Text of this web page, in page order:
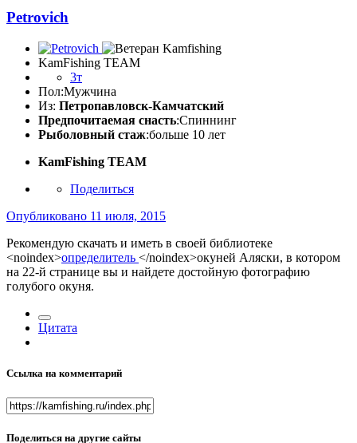
Petrovich
KamFishing TEАМ
3т
Пол:Мужчина
Из: Петропавловск-Камчатский
Предпочитаемая снасть:Спиннинг
Рыболовный стаж:больше 10 лет
KamFishing TEАМ
Поделиться
Опубликовано 11 июля, 2015
Рекомендую скачать и иметь в своей библиотеке
<noindex>определитель </noindex>окуней Аляски, в котором
на 22-й странице вы и найдете достойную фотографию
голубого окуня.
Цитата
Ссылка на комментарий
Поделиться на другие сайты